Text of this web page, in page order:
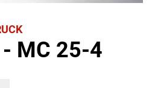
MC 25-4